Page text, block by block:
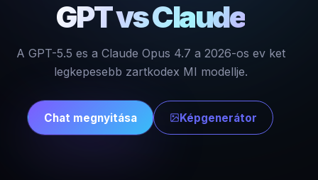
GPT vs Claude
A GPT-5.5 es a Claude Opus 4.7 a 2026-os ev ket
legkepesebb zartkodex MI modellje.
Chat megnyitása Képgenerátor